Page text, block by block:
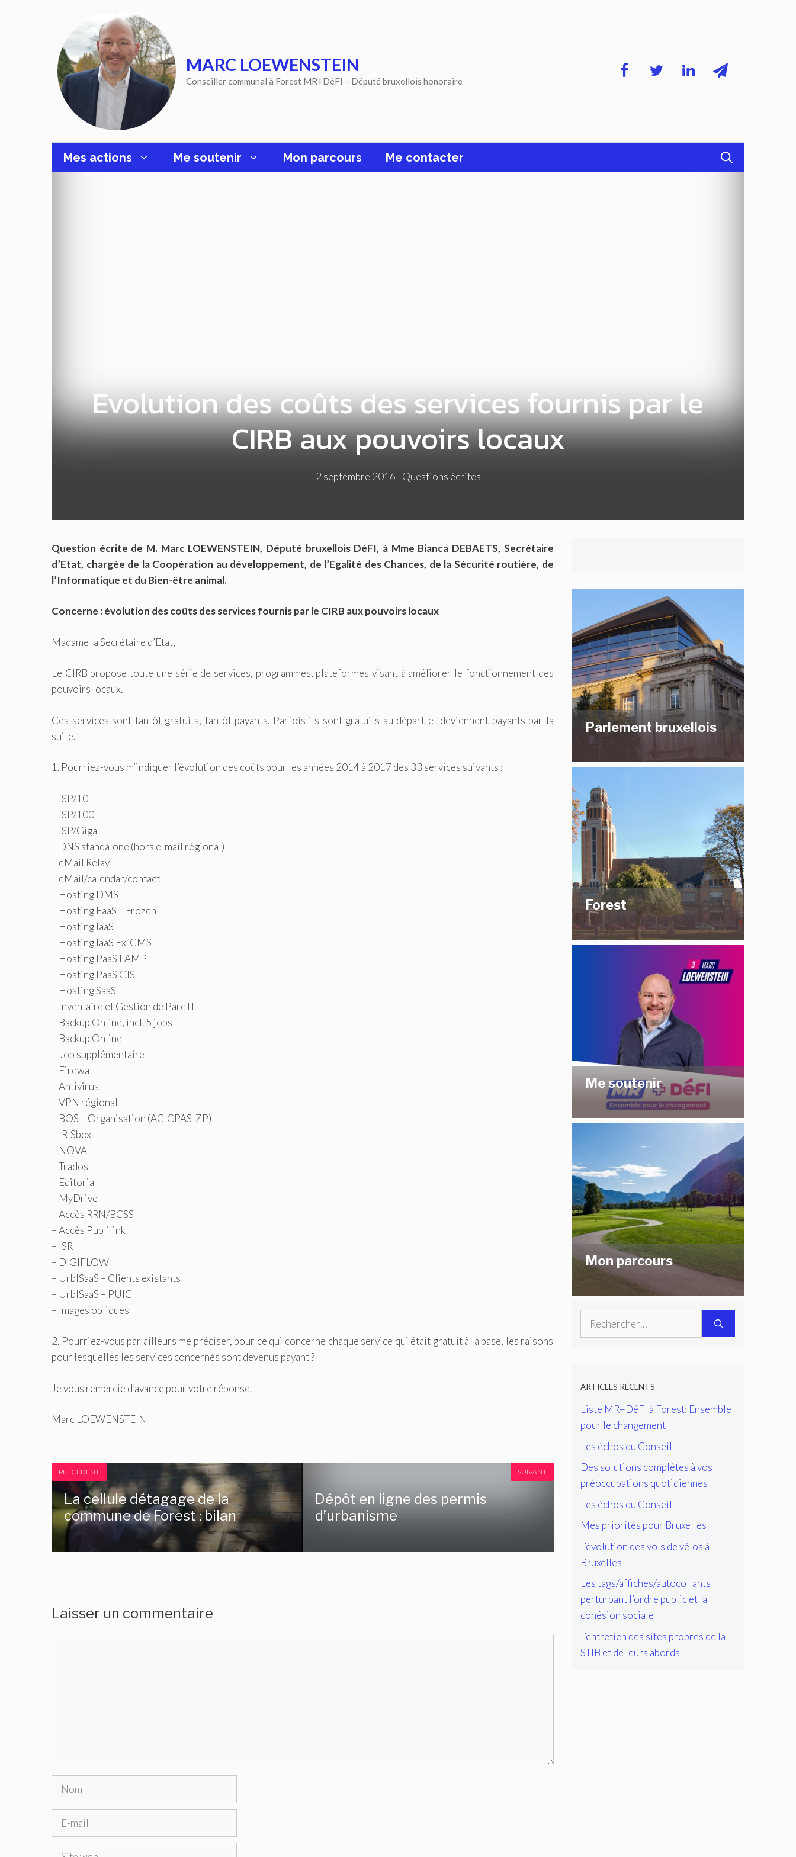
MARC LOEWENSTEIN
Conseiller communal à Forest MR+DéFI – Député bruxellois honoraire
Mes actions Me soutenir Mon parcours Me contacter
Evolution des coûts des services fournis par le
CIRB aux pouvoirs locaux
2 septembre 2016 | Questions écrites
Question écrite de M. Marc LOEWENSTEIN, Député bruxellois DéFI, à Mme Bianca DEBAETS, Secrétaire
d’Etat, chargée de la Coopération au développement, de l’Egalité des Chances, de la Sécurité routière, de
l’Informatique et du Bien-être animal.
Concerne : évolution des coûts des services fournis par le CIRB aux pouvoirs locaux
Madame la Secrétaire d’Etat,
Le CIRB propose toute une série de services, programmes, plateformes visant à améliorer le fonctionnement des
pouvoirs locaux.
Ces services sont tantôt gratuits, tantôt payants. Parfois ils sont gratuits au départ et deviennent payants par la
suite.
1. Pourriez-vous m’indiquer l’évolution des coûts pour les années 2014 à 2017 des 33 services suivants :
– ISP/10
– ISP/100
– ISP/Giga
– DNS standalone (hors e-mail régional)
– eMail Relay
– eMail/calendar/contact
– Hosting DMS
– Hosting FaaS – Frozen
– Hosting IaaS
– Hosting IaaS Ex-CMS
– Hosting PaaS LAMP
– Hosting PaaS GIS
– Hosting SaaS
– Inventaire et Gestion de Parc IT
– Backup Online, incl. 5 jobs
– Backup Online
– Job supplémentaire
– Firewall
– Antivirus
– VPN régional
– BOS – Organisation (AC-CPAS-ZP)
– IRISbox
– NOVA
– Trados
– Editoria
– MyDrive
– Accès RRN/BCSS
– Accès Publilink
– ISR
– DIGIFLOW
– UrbISaaS – Clients existants
– UrbISaaS – PUIC
– Images obliques
2. Pourriez-vous par ailleurs me préciser, pour ce qui concerne chaque service qui était gratuit à la base, les raisons
pour lesquelles les services concernés sont devenus payant ?
Je vous remercie d’avance pour votre réponse.
Marc LOEWENSTEIN
PRÉCÉDENT
La cellule détagage de la
commune de Forest : bilan
Dépôt en ligne des permis
d’urbanisme
SUIVANT
Laisser un commentaire
Nom
Site
Parlement bruxellois
Forest
Me soutenir
Mon parcours
Rechercher :
ARTICLES RÉCENTS
Liste MR+DéFI à Forest: Ensemble
pour le changement
Les échos du Conseil
Des solutions complètes à vos
préoccupations quotidiennes
Les échos du Conseil
Mes priorités pour Bruxelles
L’évolution des vols de vélos à
Bruxelles
Les tags/affiches/autocollants
perturbant l’ordre public et la
cohésion sociale
L’entretien des sites propres de la
STIB et de leurs abords